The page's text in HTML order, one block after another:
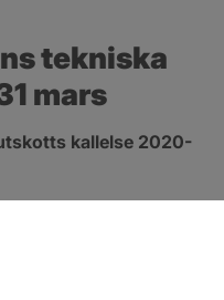
tekniska
mars
kallelse 2020-
i nytt fönster.